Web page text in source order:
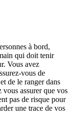
à bord,
qui doit tenir
Vous avez
vous de
de le ranger dans
vous assurer que vos
pas de risque pour
une trace de vos